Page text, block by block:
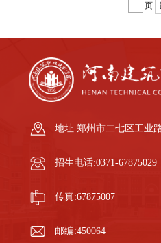
页
地址:郑州市二七区工业
招生电话:0371-
传真:67875007
邮编:450064